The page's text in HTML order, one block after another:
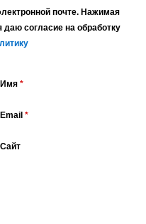
почте. Нажимая
даю согласие на обработку
Имя*
Email*
Сайт